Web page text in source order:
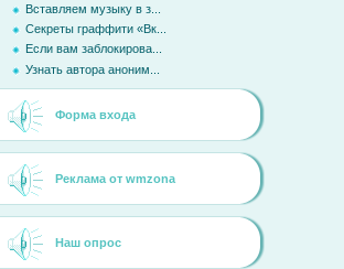
Вставляем музыку в з...
Секреты граффити «Вк...
Если вам заблокирова...
Узнать автора аноним...
Форма входа
Реклама от wmzona
Наш опрос